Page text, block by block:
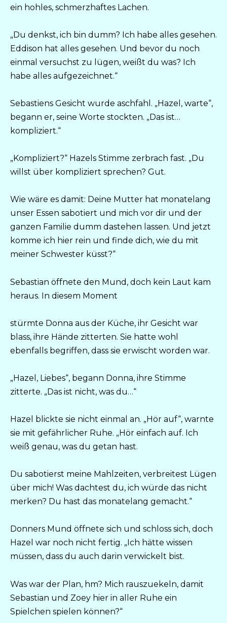
ein hohles, schmerzhaftes Lachen.
„Du denkst, ich bin dumm? Ich habe alles gesehen.
Eddison hat alles gesehen. Und bevor du noch
einmal versuchst zu lügen, weißt du was? Ich
habe alles aufgezeichnet.“
Sebastiens Gesicht wurde aschfahl. „Hazel, warte“,
begann er, seine Worte stockten. „Das ist…
kompliziert.“
„Kompliziert?“ Hazels Stimme zerbrach fast. „Du
willst über kompliziert sprechen? Gut.
Wie wäre es damit: Deine Mutter hat monatelang
unser Essen sabotiert und mich vor dir und der
ganzen Familie dumm dastehen lassen. Und jetzt
komme ich hier rein und finde dich, wie du mit
meiner Schwester küsst?“
Sebastian öffnete den Mund, doch kein Laut kam
heraus. In diesem Moment
stürmte Donna aus der Küche, ihr Gesicht war
blass, ihre Hände zitterten. Sie hatte wohl
ebenfalls begriffen, dass sie erwischt worden war.
„Hazel, Liebes“, begann Donna, ihre Stimme
zitterte. „Das ist nicht, was du…“
Hazel blickte sie nicht einmal an. „Hör auf“, warnte
sie mit gefährlicher Ruhe. „Hör einfach auf. Ich
weiß genau, was du getan hast.
Du sabotierst meine Mahlzeiten, verbreitest Lügen
über mich! Was dachtest du, ich würde das nicht
merken? Du hast das monatelang gemacht.“
Donners Mund öffnete sich und schloss sich, doch
Hazel war noch nicht fertig. „Ich hätte wissen
müssen, dass du auch darin verwickelt bist.
Was war der Plan, hm? Mich rauszuekeln, damit
Sebastian und Zoey hier in aller Ruhe ein
Spielchen spielen können?“